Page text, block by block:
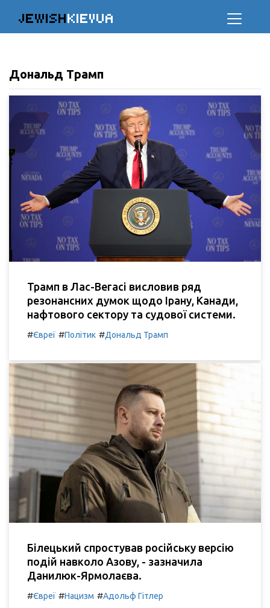
JEWISHKIEVUA
Дональд Трамп
Трамп в Лас-Вегасі висловив ряд
резонансних думок щодо Ірану, Канади,
нафтового сектору та судової системи.
#Євреї #Політик #Дональд Трамп
Білецький спростував російську версію
подій навколо Азову, - зазначила
Данилюк-Ярмолаєва.
#Євреї #Нацизм #Адольф Гітлер